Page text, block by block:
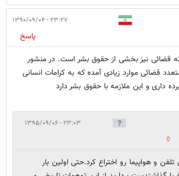
۲۳:۲۷ - ۱۳۹۰/۰۹/۰۴
پاسخ
قضائی نیز بخشی از حقوق بشر است. در منشور
قضائی موارد زیادی آمده که به کرامات انسانی
داری و این ملازمه با حقوق بشر دارد
۲۳:۰۳ - ۱۳۹۵/۰۹/۰۶
0
و هواپیما رو اختراع کرد.حتی اولین بار